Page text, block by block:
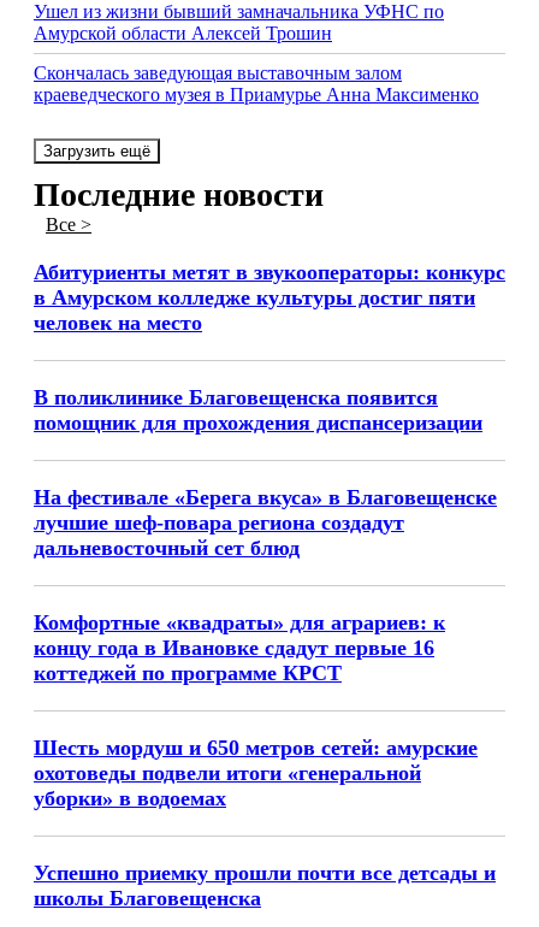
Ушел из жизни бывший замначальника УФНС по
Амурской области Алексей Трошин
Скончалась заведующая выставочным залом
краеведческого музея в Приамурье Анна Максименко
Загрузить ещё
Последние новости
Все >
Абитуриенты метят в звукооператоры: конкурс
в Амурском колледже культуры достиг пяти
человек на место
В поликлинике Благовещенска появится
помощник для прохождения диспансеризации
На фестивале «Берега вкуса» в Благовещенске
лучшие шеф-повара региона создадут
дальневосточный сет блюд
Комфортные «квадраты» для аграриев: к
концу года в Ивановке сдадут первые 16
коттеджей по программе КРСТ
Шесть мордуш и 650 метров сетей: амурские
охотоведы подвели итоги «генеральной
уборки» в водоемах
Успешно приемку прошли почти все детсады и
школы Благовещенска